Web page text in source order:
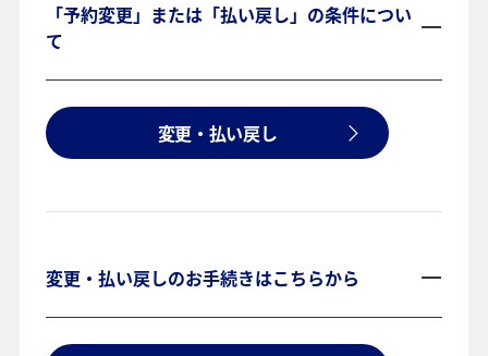
「予約変更」または「払い戻し」の条件につい
て
変更・払い戻し
変更・払い戻しのお手続きはこちらから